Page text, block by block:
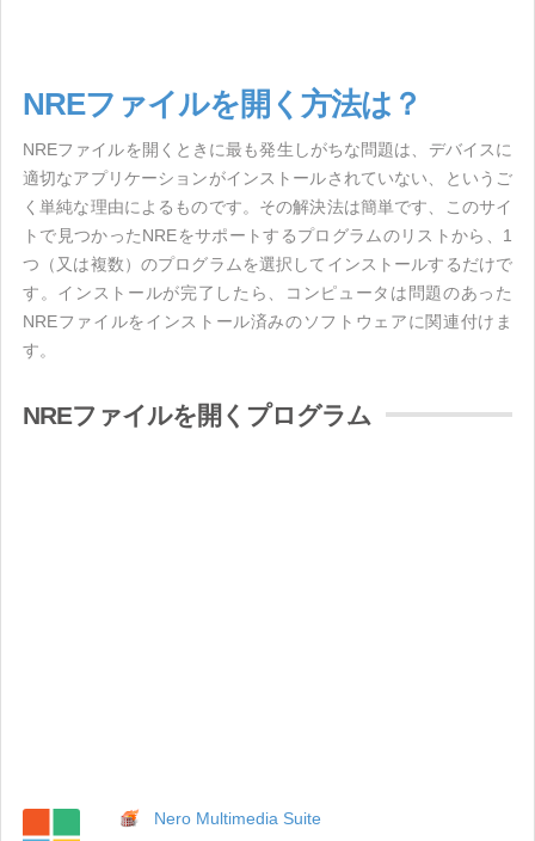
NREファイルを開く方法は？
NREファイルを開くときに最も発生しがちな問題は、デバイスに
適切なアプリケーションがインストールされていない、というご
く単純な理由によるものです。その解決法は簡単です、このサイ
トで見つかったNREをサポートするプログラムのリストから、1
つ（又は複数）のプログラムを選択してインストールするだけで
す。インストールが完了したら、コンピュータは問題のあった
NREファイルをインストール済みのソフトウェアに関連付けま
す。
NREファイルを開くプログラム
Nero Multimedia Suite